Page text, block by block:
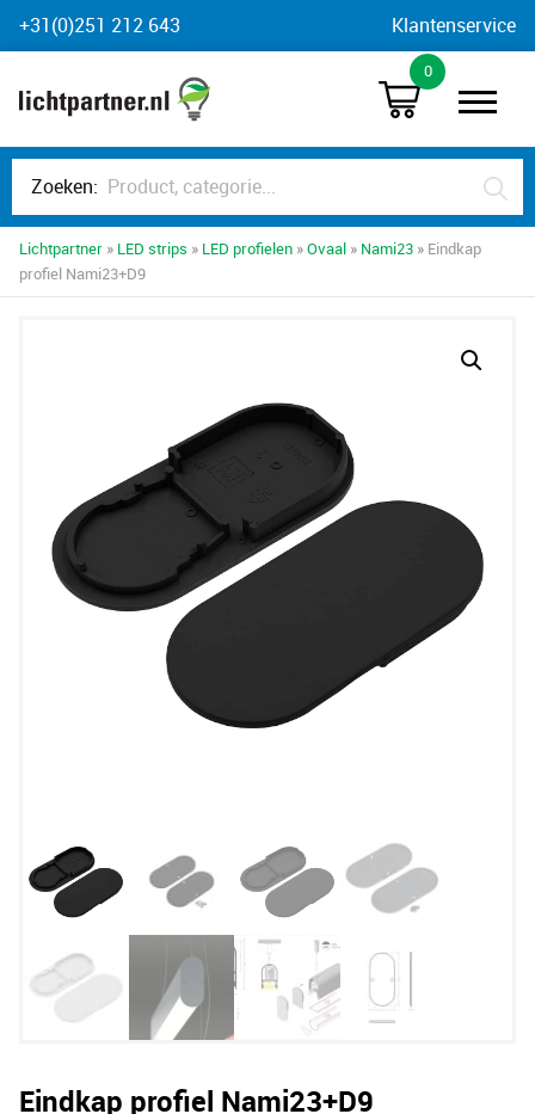
Skip
to
+31(0)251 212 643 Klantenservice
0
Zoeken:
Lichtpartner » LED strips » LED profielen »Ovaal » Nami23 » Eindkap
profiel Nami23+D9
Eindkap profiel Nami23+D9